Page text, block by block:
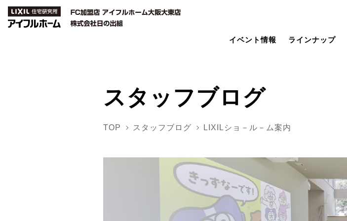
イベント情報 ラインナップ
スタッフブログ
TOP スタッフブログ LIXILショ－ル－ム案内